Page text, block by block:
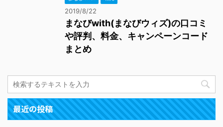
2019/8/22
まなびwith(まなびウィズ)の口コミ
や評判、料金、キャンペーンコード
まとめ
最近の投稿